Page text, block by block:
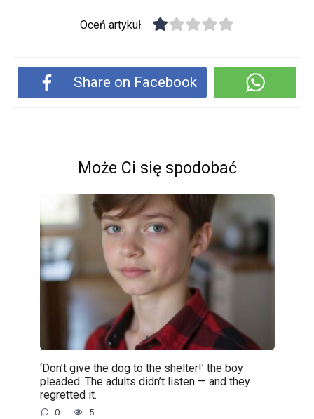
Oceń artykuł
Share on Facebook
Może Ci się spodobać
‘Don’t give the dog to the shelter!’ the boy
pleaded. The adults didn’t listen — and they
regretted it.
0 5